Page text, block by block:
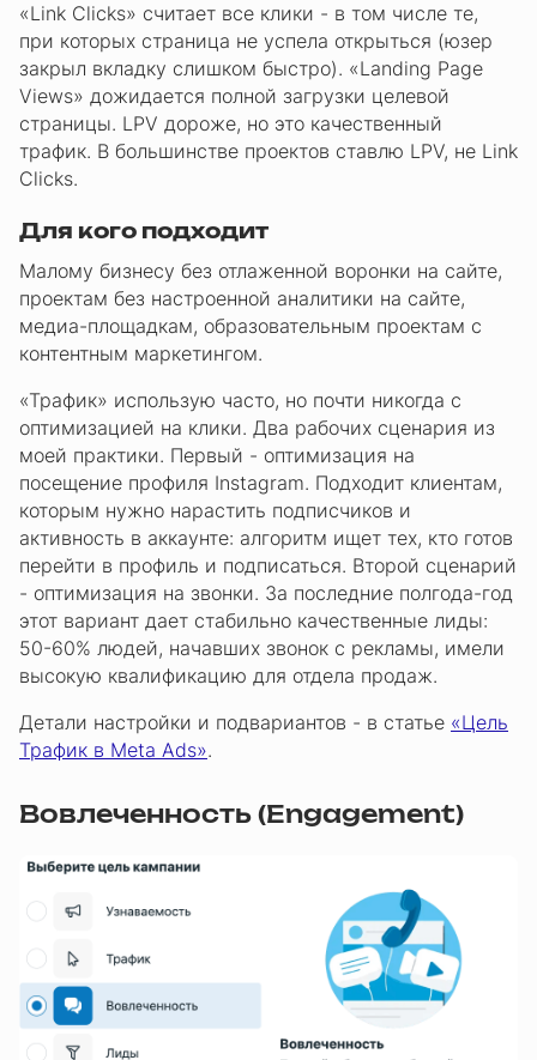
«Link Clicks» считает все клики - в том числе те,
при которых страница не успела открыться (юзер
закрыл вкладку слишком быстро). «Landing Page
Views» дожидается полной загрузки целевой
страницы. LPV дороже, но это качественный
трафик. В большинстве проектов ставлю LPV, не Link
Clicks.
Для кого подходит
Малому бизнесу без отлаженной воронки на сайте,
проектам без настроенной аналитики на сайте,
медиа-площадкам, образовательным проектам с
контентным маркетингом.
«Трафик» использую часто, но почти никогда с
оптимизацией на клики. Два рабочих сценария из
моей практики. Первый - оптимизация на
посещение профиля Instagram. Подходит клиентам,
которым нужно нарастить подписчиков и
активность в аккаунте: алгоритм ищет тех, кто готов
перейти в профиль и подписаться. Второй сценарий
- оптимизация на звонки. За последние полгода-год
этот вариант дает стабильно качественные лиды:
50-60% людей, начавших звонок с рекламы, имели
высокую квалификацию для отдела продаж.
Детали настройки и подвариантов - в статье «Цель
Трафик в Meta Ads».
Вовлеченность (Engagement)